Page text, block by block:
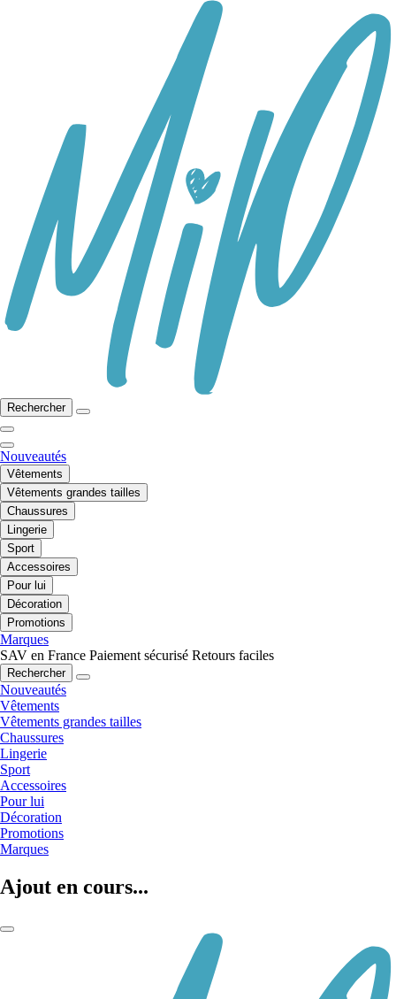
Rechercher
Nouveautés
Vêtements
Vêtements grandes tailles
Chaussures
Lingerie
Sport
Accessoires
Pour lui
Décoration
Promotions
Marques
SAV en France Paiement sécurisé Retours faciles
Rechercher
Nouveautés
Vêtements
Vêtements grandes tailles
Chaussures
Lingerie
Sport
Accessoires
Pour lui
Décoration
Promotions
Marques
Ajout en cours...